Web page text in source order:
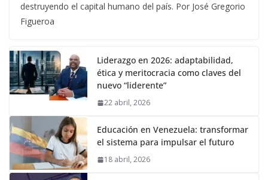
destruyendo el capital humano del país. Por José Gregorio
Figueroa
Liderazgo en 2026: adaptabilidad,
ética y meritocracia como claves del
nuevo “liderente”
22 abril, 2026
Educación en Venezuela: transformar
el sistema para impulsar el futuro
18 abril, 2026